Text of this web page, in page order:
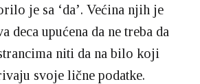
je sa ‘da’. Većina njih je
deca upućena da ne treba da
niti da na bilo koji
svoje lične podatke.